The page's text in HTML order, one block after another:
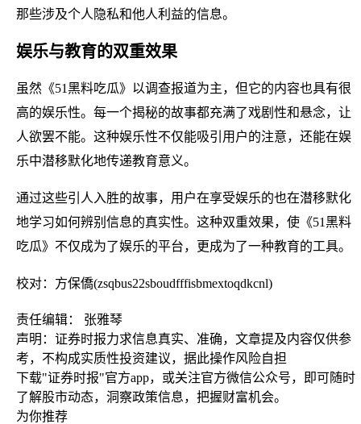
那些涉及个人隐私和他人利益的信息。
娱乐与教育的双重效果
虽然《51黑料吃瓜》以调查报道为主，但它的内容也具有很
高的娱乐性。每一个揭秘的故事都充满了戏剧性和悬念，让
人欲罢不能。这种娱乐性不仅能吸引用户的注意，还能在娱
乐中潜移默化地传递教育意义。
通过这些引人入胜的故事，用户在享受娱乐的也在潜移默化
地学习如何辨别信息的真实性。这种双重效果，使《51黑料
吃瓜》不仅成为了娱乐的平台，更成为了一种教育的工具。
校对：方保僑(zsqbus22sboudfffisbmextoqdkcnl)
责任编辑： 张雅琴
声明：证券时报力求信息真实、准确，文章提及内容仅供参
考，不构成实质性投资建议，据此操作风险自担
下载"证券时报"官方app，或关注官方微信公众号，即可随时
了解股市动态，洞察政策信息，把握财富机会。
为你推荐